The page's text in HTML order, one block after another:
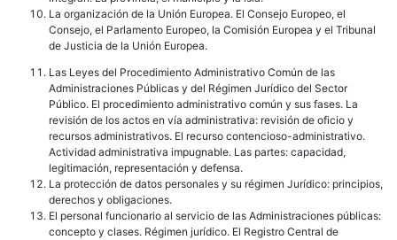
La organización de la Unión Europea. El Consejo Europeo, el
Consejo, el Parlamento Europeo, la Comisión Europea y el Tribunal
de Justicia de la Unión Europea.
Las Leyes del Procedimiento Administrativo Común de las
Administraciones Públicas y del Régimen Jurídico del Sector
Público. El procedimiento administrativo común y sus fases. La
revisión de los actos en vía administrativa: revisión de oficio y
recursos administrativos. El recurso contencioso-administrativo.
Actividad administrativa impugnable. Las partes: capacidad,
legitimación, representación y defensa.
La protección de datos personales y su régimen Jurídico: principios,
derechos y obligaciones.
El personal funcionario al servicio de las Administraciones públicas:
concepto y clases. Régimen jurídico. El Registro Central de